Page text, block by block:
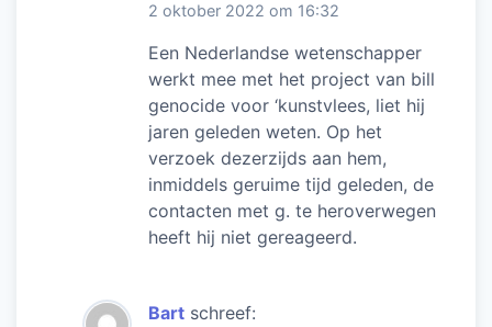
2 oktober 2022 om 16:32
Een Nederlandse wetenschapper
werkt mee met het project van bill
genocide voor ‘kunstvlees, liet hij
jaren geleden weten. Op het
verzoek dezerzijds aan hem,
inmiddels geruime tijd geleden, de
contacten met g. te heroverwegen
heeft hij niet gereageerd.
Bart schreef: